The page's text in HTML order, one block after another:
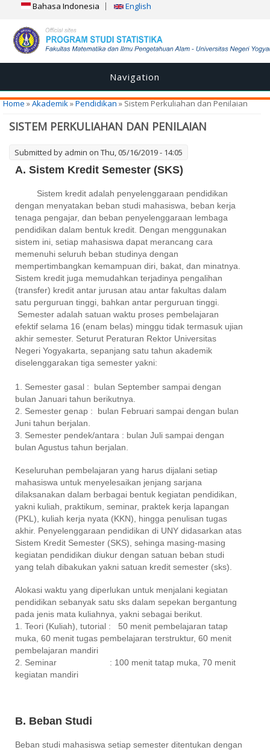
Bahasa Indonesia English
Navigation
You are here
Home »Akademik»Pendidikan » Sistem Perkuliahan dan Penilaian
SISTEM PERKULIAHAN DAN PENILAIAN
Submitted by admin on Thu, 05/16/2019 - 14:05
A. Sistem Kredit Semester (SKS)
Sistem kredit adalah penyelenggaraan pendidikan
dengan menyatakan beban studi mahasiswa, beban kerja
tenaga pengajar, dan beban penyelenggaraan lembaga
pendidikan dalam bentuk kredit. Dengan menggunakan
sistem ini, setiap mahasiswa dapat merancang cara
memenuhi seluruh beban studinya dengan
mempertimbangkan kemampuan diri, bakat, dan minatnya.
Sistem kredit juga memudahkan terjadinya pengalihan
(transfer) kredit antar jurusan atau antar fakultas dalam
satu perguruan tinggi, bahkan antar perguruan tinggi.
Semester adalah satuan waktu proses pembelajaran
efektif selama 16 (enam belas) minggu tidak termasuk ujian
akhir semester. Seturut Peraturan Rektor Universitas
Negeri Yogyakarta, sepanjang satu tahun akademik
diselenggarakan tiga semester yakni:
1. Semester gasal : bulan September sampai dengan
bulan Januari tahun berikutnya.
2. Semester genap : bulan Februari sampai dengan bulan
Juni tahun berjalan.
3. Semester pendek/antara : bulan Juli sampai dengan
bulan Agustus tahun berjalan.
Keseluruhan pembelajaran yang harus dijalani setiap
mahasiswa untuk menyelesaikan jenjang sarjana
dilaksanakan dalam berbagai bentuk kegiatan pendidikan,
yakni kuliah, praktikum, seminar, praktek kerja lapangan
(PKL), kuliah kerja nyata (KKN), hingga penulisan tugas
akhir. Penyelenggaraan pendidikan di UNY didasarkan atas
Sistem Kredit Semester (SKS), sehinga masing-masing
kegiatan pendidikan diukur dengan satuan beban studi
yang telah dibakukan yakni satuan kredit semester (sks).
Alokasi waktu yang diperlukan untuk menjalani kegiatan
pendidikan sebanyak satu sks dalam sepekan bergantung
pada jenis mata kuliahnya, yakni sebagai berikut.
1. Teori (Kuliah), tutorial : 50 menit pembelajaran tatap
muka, 60 menit tugas pembelajaran terstruktur, 60 menit
pembelajaran mandiri
2. Seminar : 100 menit tatap muka, 70 menit
kegiatan mandiri
B. Beban Studi
Beban studi mahasiswa setiap semester ditentukan dengan